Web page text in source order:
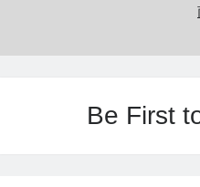
Be First